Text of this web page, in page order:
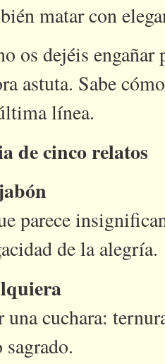
matar con
os dejéis
astuta. Sabe
línea.
de cinco relatos
parece
de la alegría.
una cuchara: